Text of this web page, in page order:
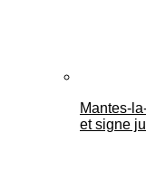
Mantes-
et signe